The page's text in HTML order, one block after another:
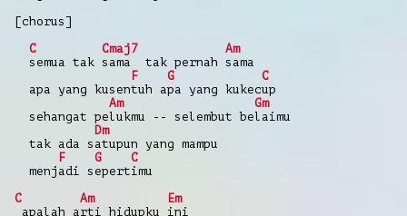
[chorus]
C
Cmaj7
Am
semua tak sama tak pernah sama
F
G
C
apa yang kusentuh apa yang kukecup
Am
Gm
sehangat pelukmu -- selembut belaimu
Dm
tak ada satupun yang mampu
F
G
C
menjadi sepertimu
C
Am
Em
apalah arti hidupku ini